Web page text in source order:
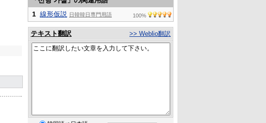
1 線形仮説 日韓韓日専門用語 100%
テキスト翻訳 >> Weblio翻訳